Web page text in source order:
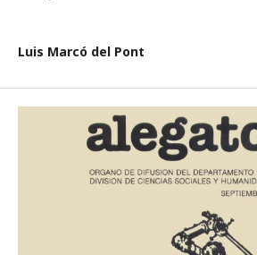
Luis Marcó del Pont